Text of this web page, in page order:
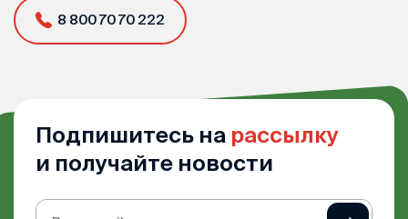
8 800 70 70 222
Подпишитесь на рассылку
и получайте новости
Подписка